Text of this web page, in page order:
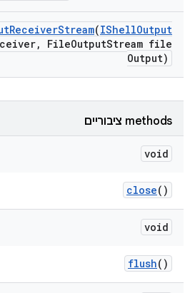
ReceiverStream(IShellOutput
, FileOutputStream file
Output)
‫methods ציבוריים
void
close()
void
flush()